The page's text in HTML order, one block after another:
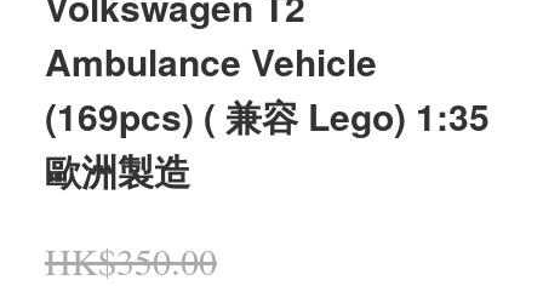
Ambulance Vehicle
(169pcs) ( 兼容 Lego) 1:35
歐洲製造
HK$350.00